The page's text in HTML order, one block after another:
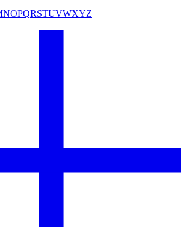
NOPQRSTUVWXYZ